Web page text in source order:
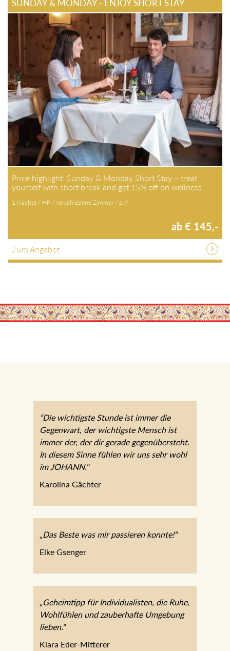
SUNDAY & MONDAY - ENJOY SHORT STAY
Price highlight: Sunday & Monday Short Stay – treat
yourself with short break and get 15% off on wellness…
1 Nächte / HP / verschiedene Zimmer / p.P.
ab € 145,-
Zum Angebot
“Die wichtigste Stunde ist immer die
Gegenwart, der wichtigste Mensch ist
immer der, der dir gerade
gegenübersteht. In diesem Sinne fühlen
wir uns sehr wohl im JOHANN."
Karolina Gächter
„Das Beste was mir passieren konnte!“
Elke Gsenger
„Geheimtipp für Individualisten, die Ruhe,
Wohlfühlen und zauberhafte Umgebung
lieben.“
Klara Eder-Mitterer